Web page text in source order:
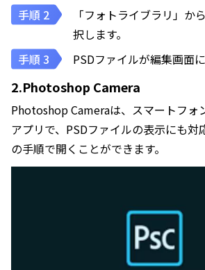
「フォトライブラリ」か
択します。
PSDファイルが編集画面
2.Photoshop Camera
Photoshop Cameraは、スマートフォ
アプリで、PSDファイルの表示にも対
の手順で開くことができます。